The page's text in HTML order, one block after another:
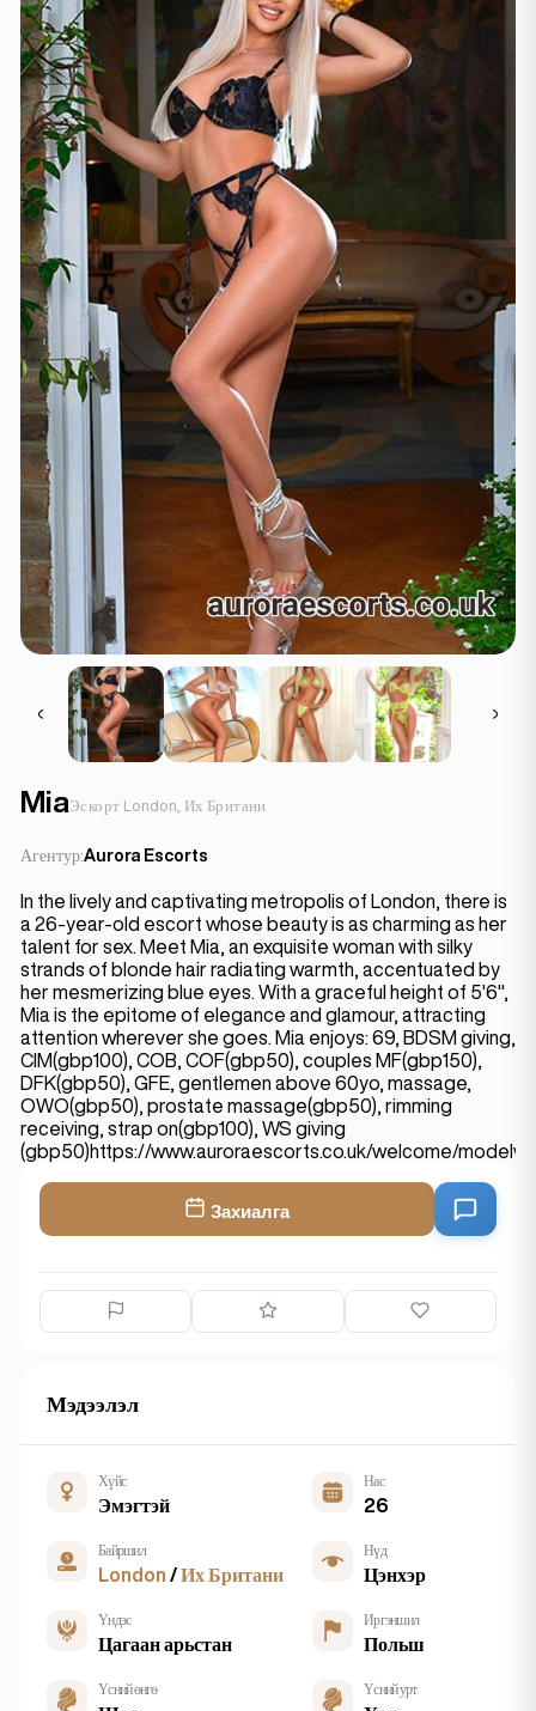
MiaЭскорт London, Их Британи
Агентур:Aurora Escorts
In the lively and captivating metropolis of London, there is
a 26-year-old escort whose beauty is as charming as her
talent for sex. Meet Mia, an exquisite woman with silky
strands of blonde hair radiating warmth, accentuated by
her mesmerizing blue eyes. With a graceful height of 5'6",
Mia is the epitome of elegance and glamour, attracting
attention wherever she goes. Mia enjoys: 69, BDSM giving,
CIM(gbp100), COB, COF(gbp50), couples MF(gbp150),
DFK(gbp50), GFE, gentlemen above 60yo, massage,
OWO(gbp50), prostate massage(gbp50), rimming
receiving, strap on(gbp100), WS giving
(gbp50)https://www.auroraescorts.co.uk/welcome/
Захиалга
Мэдээлэл
Хүйс
Эмэгтэй
Нас
26
Байршил
London /Их Британи
Нүд
Цэнхэр
Үндэс
Цагаан арьстан
Иргэншил
Польш
Үсний өнгө Үсний урт